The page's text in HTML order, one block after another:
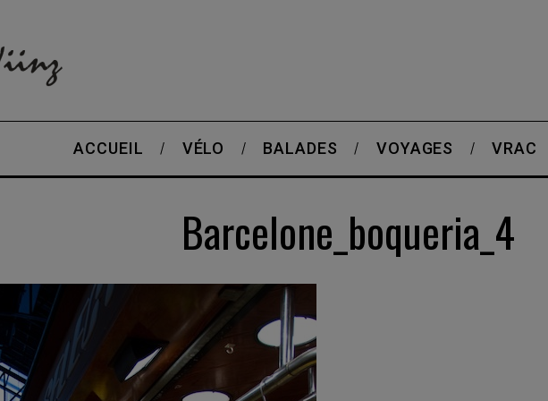
ACCUEIL VÉLO BALADES VOYAGES VRAC
Barcelone_boqueria_4